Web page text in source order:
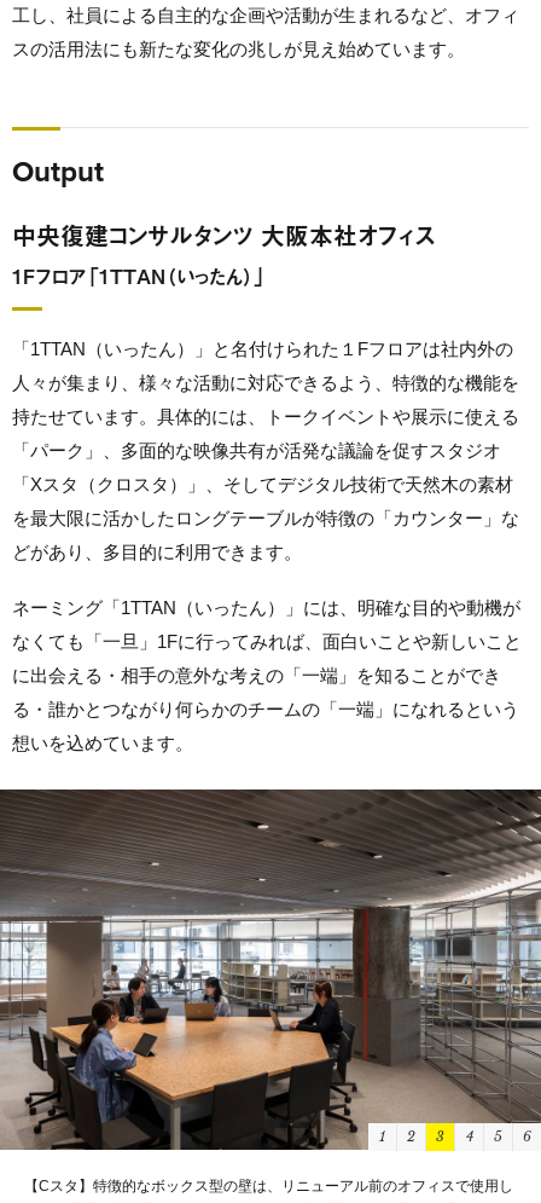
工し、社員による自主的な企画や活動が生まれるなど、オフィ
スの活用法にも新たな変化の兆しが見え始めています。
Output
中央復建コンサルタンツ 大阪本社オフィス
1Fフロア「1TTAN（いったん）」
「1TTAN（いったん）」と名付けられた１Fフロアは社内外の
人々が集まり、様々な活動に対応できるよう、特徴的な機能を
持たせています。具体的には、トークイベントや展示に使える
「パーク」、多面的な映像共有が活発な議論を促すスタジオ
「Xスタ（クロスタ）」、そしてデジタル技術で天然木の素材
を最大限に活かしたロングテーブルが特徴の「カウンター」な
どがあり、多目的に利用できます。
ネーミング「1TTAN（いったん）」には、明確な目的や動機が
なくても「一旦」1Fに行ってみれば、面白いことや新しいこと
に出会える・相手の意外な考えの「一端」を知ることができ
る・誰かとつながり何らかのチームの「一端」になれるという
想いを込めています。
【ホンダナ】CFK社員がセレクトした多種多様な本が並びます。
1 2 3 4 5 6